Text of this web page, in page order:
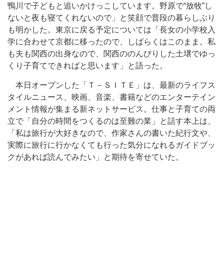
鴨川で子どもと追いかけっこしています。野原で“放牧”し
ないと夜も寝てくれないので」と笑顔で普段の暮らしぶり
も明かした。東京に戻る予定については「長女の小学校入
学に合わせて京都に移ったので、しばらくはこのまま。私
も夫も関西の出身なので、関西ののんびりした土壌でゆっ
くり子育てできればと思います」と語った。
本日オープンした「Ｔ－ＳＩＴＥ」は、最新のライフス
タイルニュース、映画、音楽、書籍などのエンターテイン
メント情報が集まる新ネットサービス。仕事と子育ての両
立で「自分の時間をつくるのは至難の業」と話す本上は、
「私は旅行が大好きなので、作家さんの書いた紀行文や、
実際に旅行に行かなくても行った気分になれるガイドブッ
クがあれば読んでみたい」と期待を寄せていた。